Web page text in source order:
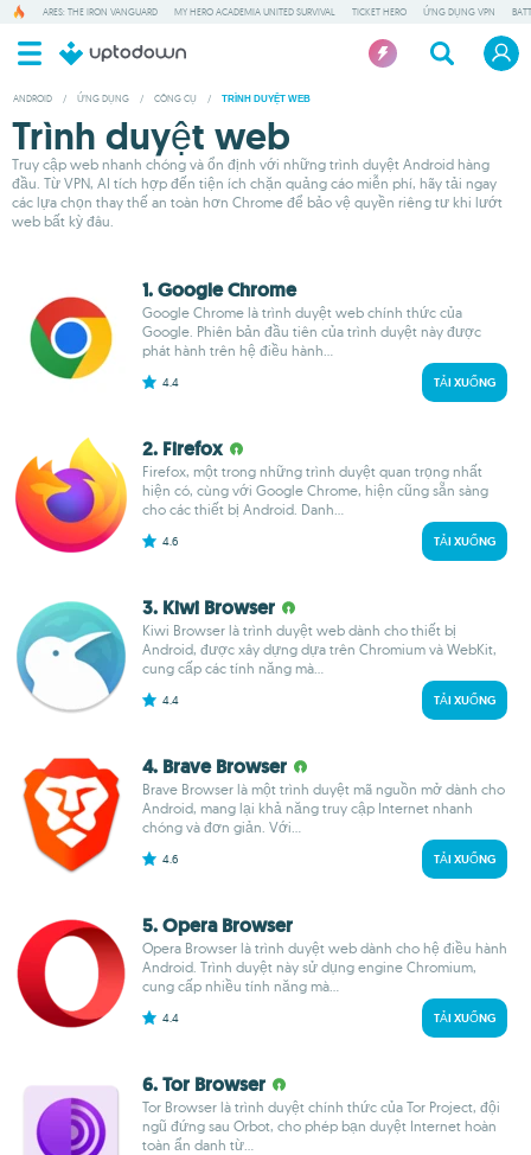
ARES: THE IRON VANGUARD MY HERO ACADEMIA UNITED SURVIVAL TICKET HERO ỨNG DỤNG VPN
ANDROID / ỨNG DỤNG / CÔNG CỤ / TRÌNH DUYỆT WEB
Trình duyệt web
Truy cập web nhanh chóng và ổn định với những trình duyệt Android hàng
đầu. Từ VPN, AI tích hợp đến tiện ích chặn quảng cáo miễn phí, hãy tải ngay
các lựa chọn thay thế an toàn hơn Chrome để bảo vệ quyền riêng tư khi lướt
web bất kỳ đâu.
1. Google Chrome
Google Chrome là trình duyệt web chính thức của
Google. Phiên bản đầu tiên của trình duyệt này được
phát hành trên hệ điều hành...
4.4 TẢI XUỐNG
2. Firefox
Firefox, một trong những trình duyệt quan trọng nhất
hiện có, cùng với Google Chrome, hiện cũng sẵn sàng
cho các thiết bị Android. Danh...
4.6 TẢI XUỐNG
3. Kiwi Browser
Kiwi Browser là trình duyệt web dành cho thiết bị
Android, được xây dựng dựa trên Chromium và WebKit,
cung cấp các tính năng mà...
4.4 TẢI XUỐNG
4. Brave Browser
Brave Browser là một trình duyệt mã nguồn mở dành cho
Android, mang lại khả năng truy cập Internet nhanh
chóng và đơn giản. Với...
4.6 TẢI XUỐNG
5. Opera Browser
Opera Browser là trình duyệt web dành cho hệ điều hành
Android. Trình duyệt này sử dụng engine Chromium,
cung cấp nhiều tính năng mà...
4.4 TẢI XUỐNG
6. Tor Browser
Tor Browser là trình duyệt chính thức của Tor Project, đội
ngũ đứng sau Orbot, cho phép bạn duyệt Internet hoàn
toàn ẩn danh từ...